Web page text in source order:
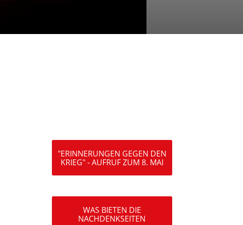
"ERINNERUNGEN GEGEN DEN
KRIEG" - AUFRUF ZUM 8. MAI
WAS BIETEN DIE
NACHDENKSEITEN